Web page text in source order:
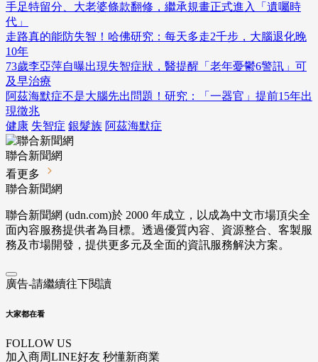
手足特留分、大老婆條款翻修，繼承規畫正式進入「遺囑時
代」
走路真的能防失智！哈佛研究：每天多走2千步，大腦退化晚
10年
73歲李亞萍自曝出現失智症狀，醫提醒「老年憂鬱6警訊」可
及早治療
阿茲海默症不是大腦先出問題！研究：「一器官」提前15年出
現徵兆
健康 失智症 銀髮族 阿茲海默症
聯合新聞網
看更多
聯合新聞網
聯合新聞網 (udn.com)於 2000 年成立，以成為中文市場頂尖全
面內容服務提供者為目標。透過優質內容、資源整合、客製服
務及市場開發，提供更多元及全面的資訊服務解決方案。
廣告-請繼續往下閱讀
大家都在看
FOLLOW US
加入商周LINE好友 秒懂新商業